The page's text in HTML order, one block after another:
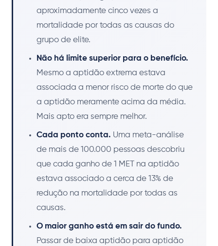
aproximadamente cinco vezes a
mortalidade por todas as causas do
grupo de elite.
Não há limite superior para o benefício.
Mesmo a aptidão extrema estava
associada a menor risco de morte do que
a aptidão meramente acima da média.
Mais apto era sempre melhor.
Cada ponto conta. Uma meta-análise
de mais de 100.000 pessoas descobriu
que cada ganho de 1 MET na aptidão
estava associado a cerca de 13% de
redução na mortalidade por todas as
causas.
O maior ganho está em sair do fundo.
Passar de baixa aptidão para aptidão